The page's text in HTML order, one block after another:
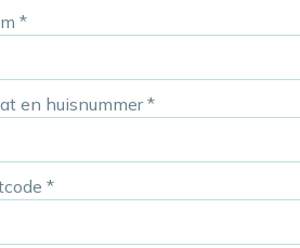
*
en huisnummer*
*